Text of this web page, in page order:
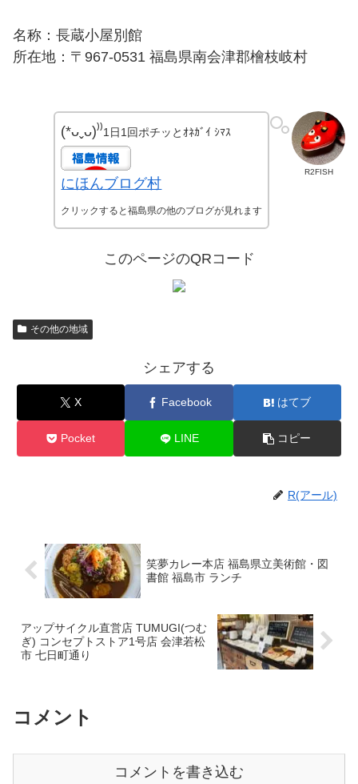
名称：長蔵小屋別館
所在地：〒967-0531 福島県南会津郡檜枝岐村
R2FISH
(*ᴗˬᴗ)⁾⁾1日1回ポチッとｵﾈｶﾞｲ ｼﾏｽ
にほんブログ村
クリックすると福島県の他のブログが見れます
このページのQRコード
その他の地域
シェアする
X Facebook はてブ
Pocket LINE コピー
R(アール)
笑夢カレー本店 福島県立美術館・図
書館 福島市 ランチ
アップサイクル直営店 TUMUGI(つむ
ぎ) コンセプトストア1号店 会津若松
市 七日町通り
コメント
コメントを書き込む